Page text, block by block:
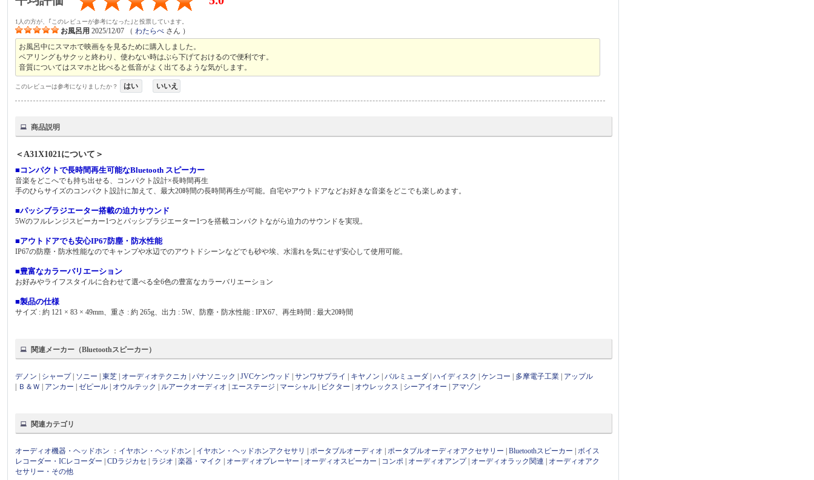
1人の方が、｢このレビューが参考になった｣と投票しています。
お風呂用 2025/12/07 （わたらべ さん ）
お風呂中にスマホで映画をを見るために購入しました。
ペアリングもサクッと終わり、使わない時はぶら下げておけるので便利です。
音質についてはスマホと比べると低音がよく出てるような気がします。
このレビューは参考になりましたか？ はい いいえ
商品説明
＜A31X1021について＞
■コンパクトで長時間再生可能なBluetooth スピーカー
音楽をどこへでも持ち出せる、コンパクト設計×長時間再生
手のひらサイズのコンパクト設計に加えて、最大20時間の長時間再生が可能。自宅やアウトドアなどお好きな音楽をどこでも楽しめます。
■パッシブラジエーター搭載の迫力サウンド
5Wのフルレンジスピーカー1つとパッシブラジエーター1つを搭載コンパクトながら迫力のサウンドを実現。
■アウトドアでも安心IP67防塵・防水性能
IP67の防塵・防水性能なのでキャンプや水辺でのアウトドシーンなどでも砂や埃、水濡れを気にせず安心して使用可能。
■豊富なカラーバリエーション
お好みやライフスタイルに合わせて選べる全6色の豊富なカラーバリエーション
■製品の仕様
サイズ : 約 121 × 83 × 49mm、重さ : 約 265g、出力 : 5W、防塵・防水性能 : IPX67、再生時間 : 最大20時間
関連メーカー（Bluetoothスピーカー）
デノン シャープ| ソニー |東芝 オーディオテクニカ |パナソニック |JVCケンウッド |サンワサプライ キヤノン |バルミューダ |ハイディスク |ケンコー 多摩電子工業
アップル
Ｂ＆Ｗ アンカー |ゼピール オウルテック ルアークオーディオ エーステージ マーシャル ビクター オウレックス シーアイオー アマゾン
関連カテゴリ
オーディオ機器・ヘッドホン ： イヤホン・ヘッドホン イヤホン・ヘッドホンアクセサリ |ポータブルオーディオ |ポータブルオーディオアクセサリー |Bluetoothスピーカー |ボイス
レコーダー・ICレコーダー |CDラジカセ ラジオ |楽器・マイク オーディオプレーヤー オーディオスピーカー コンポ オーディオアンプ| オーディオラック関連
オーディオアク
セサリー・その他